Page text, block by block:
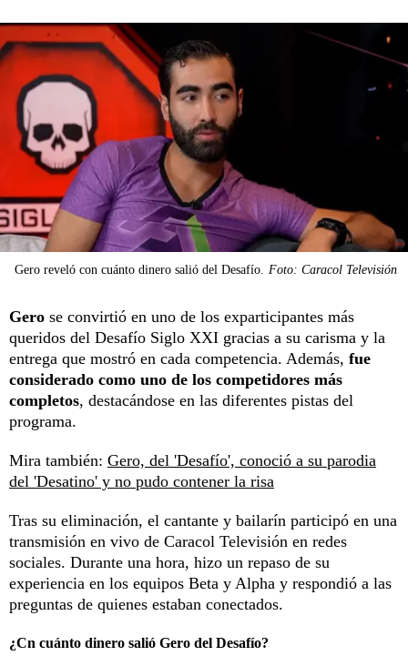
Gero reveló con cuánto dinero salió del Desafío. Foto: Caracol Televisión
Gero se convirtió en uno de los exparticipantes más
queridos del Desafío Siglo XXI gracias a su carisma y la
entrega que mostró en cada competencia. Además, fue
considerado como uno de los competidores más
completos, destacándose en las diferentes pistas del
programa.
Mira también: Gero, del 'Desafío', conoció a su parodia
del 'Desatino' y no pudo contener la risa
Tras su eliminación, el cantante y bailarín participó en una
transmisión en vivo de Caracol Televisión en redes
sociales. Durante una hora, hizo un repaso de su
experiencia en los equipos Beta y Alpha y respondió a las
preguntas de quienes estaban conectados.
¿Cn cuánto dinero salió Gero del Desafío?